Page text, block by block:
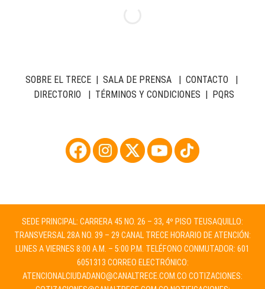
SOBRE EL TRECE| SALA DE PRENSA| CONTACTO |
DIRECTORIO | TÉRMINOS Y CONDICIONES | PQRS
SEDE PRINCIPAL: CARRERA 45 NO. 26 – 33, 4º PISO TEUSAQUILLO:
TRANSVERSAL 28A NO. 39 – 29 CANAL TRECE HORARIO DE ATENCIÓN:
LUNES A VIERNES 8:00 A.M. – 5:00 P.M. TELÉFONO CONMUTADOR: 601
6051313 CORREO ELECTRÓNICO:
ATENCIONALCIUDADANO@CANALTRECE.COM.CO COTIZACIONES: